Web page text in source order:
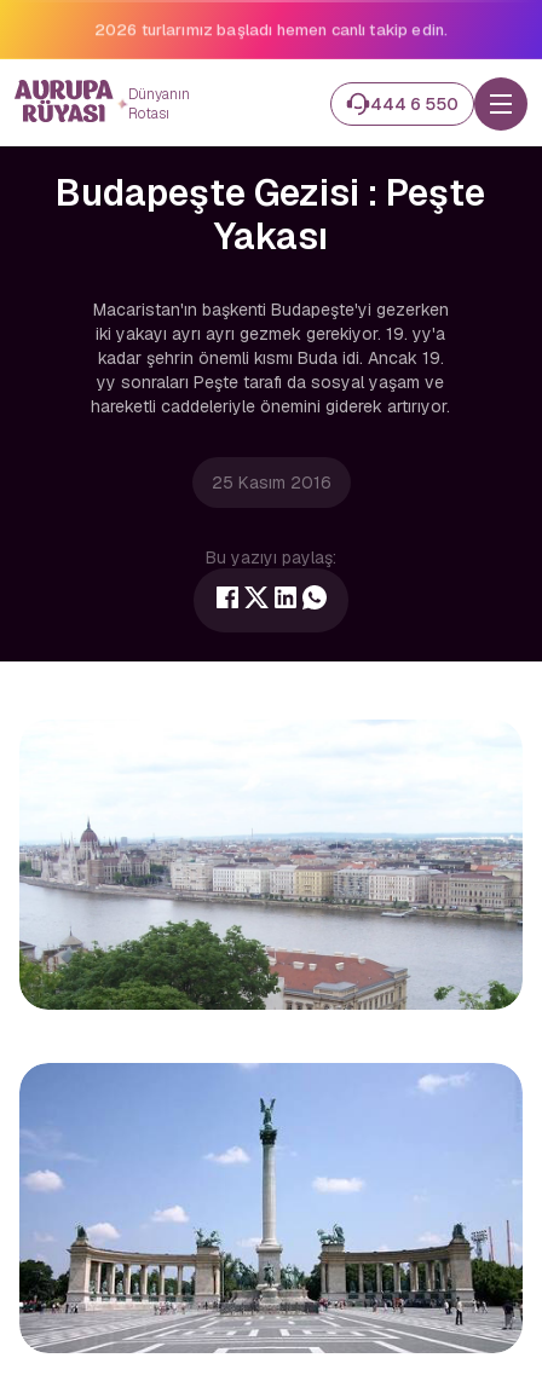
2026 turlarımız başladı hemen canlı takip edin.
Dünyanın
Rotası
444 6 550
Budapeşte Gezisi : Peşte
Yakası
Macaristan'ın başkenti Budapeşte'yi gezerken
iki yakayı ayrı ayrı gezmek gerekiyor. 19. yy'a
kadar şehrin önemli kısmı Buda idi. Ancak 19.
yy sonraları Peşte tarafı da sosyal yaşam ve
hareketli caddeleriyle önemini giderek artırıyor.
25 Kasım 2016
Bu yazıyı paylaş: